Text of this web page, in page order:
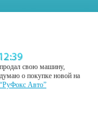
продал свою машину,
думаю о покупке новой на
“РуФокс Авто”